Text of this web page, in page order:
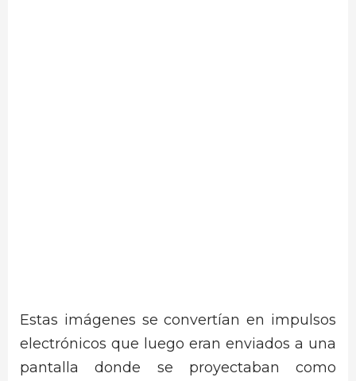
Estas imágenes se convertían en impulsos
electrónicos que luego eran enviados a una
pantalla donde se proyectaban como